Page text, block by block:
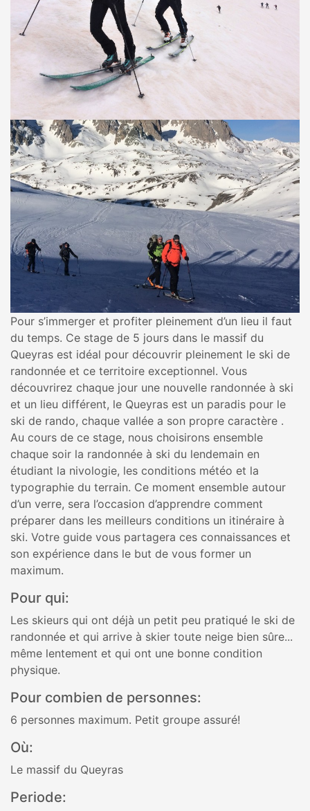
Pour s’immerger et profiter pleinement d’un lieu il faut
du temps. Ce stage de 5 jours dans le massif du
Queyras est idéal pour découvrir pleinement le ski de
randonnée et ce territoire exceptionnel. Vous
découvrirez chaque jour une nouvelle randonnée à ski
et un lieu différent, le Queyras est un paradis pour le
ski de rando, chaque vallée a son propre caractère .
Au cours de ce stage, nous choisirons ensemble
chaque soir la randonnée à ski du lendemain en
étudiant la nivologie, les conditions météo et la
typographie du terrain. Ce moment ensemble autour
d’un verre, sera l’occasion d’apprendre comment
préparer dans les meilleurs conditions un itinéraire à
ski. Votre guide vous partagera ces connaissances et
son expérience dans le but de vous former un
maximum.
Pour qui:
Les skieurs qui ont déjà un petit peu pratiqué le ski de
randonnée et qui arrive à skier toute neige bien sûre...
même lentement et qui ont une bonne condition
physique.
Pour combien de personnes:
6 personnes maximum. Petit groupe assuré!
Où:
Le massif du Queyras
Periode: